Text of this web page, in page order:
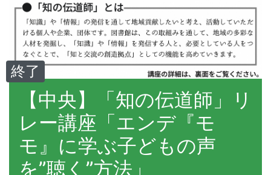
【中央】「知の伝道師」リ
レー講座「エンデ『モ
モ』に学ぶ子どもの声
を”聴く”方法」
終了